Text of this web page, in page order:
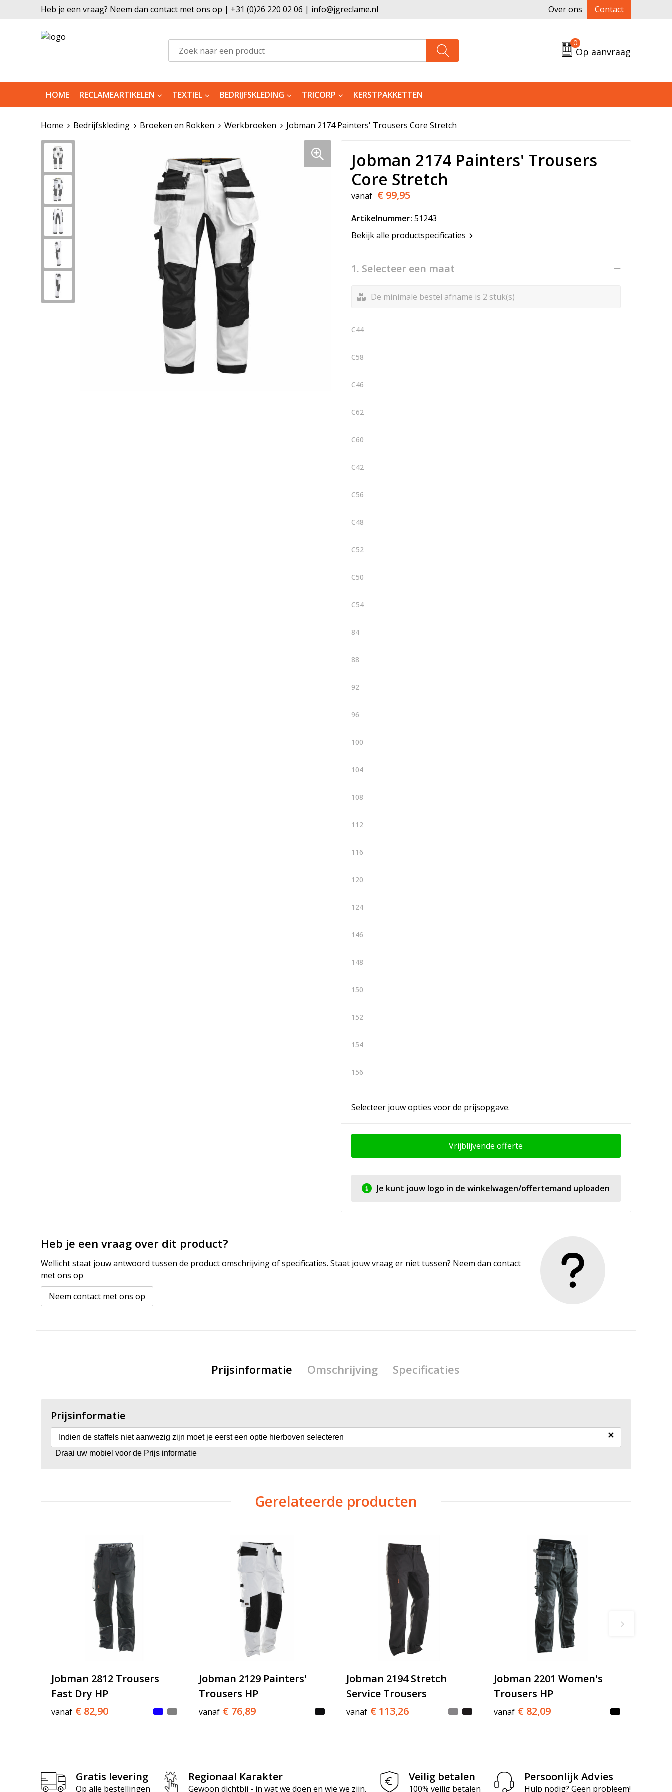
Heb je een vraag? Neem dan contact met ons op | +31 (0)26 220 02 06 | info@jgreclame.nl Over ons Contact
0
Op aanvraag
HOME RECLAMEARTIKELEN TEXTIEL BEDRIJFSKLEDING TRICORP KERSTPAKKETTEN
Home Bedrijfskleding Broeken en Rokken Werkbroeken Jobman 2174 Painters' Trousers Core Stretch
Jobman 2174 Painters' Trousers
Core Stretch
vanaf € 99,95
Artikelnummer: 51243
Bekijk alle productspecificaties
1. Selecteer een maat
De minimale bestel afname is 2 stuk(s)
C44
C58
C46
C62
C60
C42
C56
C48
C52
C50
C54
84
88
92
96
100
104
108
112
116
120
124
146
148
150
152
154
156
Selecteer jouw opties voor de prijsopgave.
Vrijblijvende offerte
Je kunt jouw logo in de winkelwagen/offertemand uploaden
Heb je een vraag over dit product?
Wellicht staat jouw antwoord tussen de product omschrijving of specificaties. Staat jouw vraag er niet tussen? Neem dan contact
met ons op
Neem contact met ons op
Prijsinformatie Omschrijving Specificaties
Prijsinformatie
Indien de staffels niet aanwezig zijn moet je eerst een optie hierboven selecteren ×
Draai uw mobiel voor de Prijs informatie
Gerelateerde producten
Jobman 2812 Trousers
Fast Dry HP
vanaf € 82,90
Jobman 2129 Painters'
Trousers HP
vanaf € 76,89
Jobman 2194 Stretch
Service Trousers
vanaf € 113,26
Jobman 2201 Women's
Trousers HP
vanaf € 82,09
Gratis levering
Op alle bestellingen
Regionaal Karakter
Gewoon dichtbij - in wat we doen en wie we zijn.
Veilig betalen
100% veilig betalen
Persoonlijk Advies
Hulp nodig? Geen probleem!